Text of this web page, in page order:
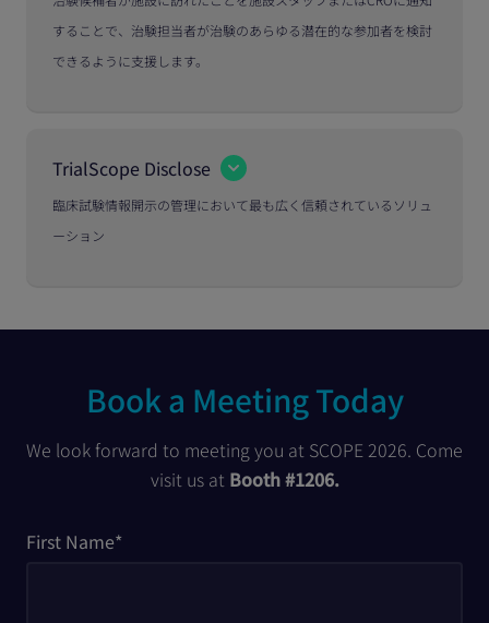
することで、治験担当者が治験のあらゆる潜在的な参加者を検討
できるように支援します。
TrialScope Disclose
臨床試験情報開示の管理において最も広く信頼されているソリュ
ーション
Book a Meeting Today
We look forward to meeting you at SCOPE 2026. Come
visit us at Booth #1206.
First Name*